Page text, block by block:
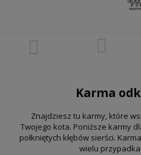
Karma
Znajdziesz tu karmy, które
Twojego kota. Poniższe karmy
połkniętych kłębów sierści.
wielu